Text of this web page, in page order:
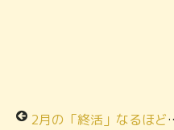
2月の「終活」なるほど教室開催スケジュール